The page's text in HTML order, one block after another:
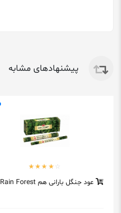
پیشنهادهای مشابه
عود جنگل بارانی هم Rain Forest